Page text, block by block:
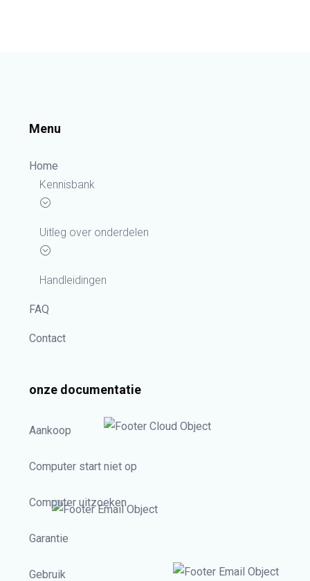
Menu
Home
Kennisbank
Uitleg over onderdelen
Handleidingen
FAQ
Contact
onze documentatie
Aankoop
Computer start niet op
Computer uitzoeken
Garantie
Gebruik